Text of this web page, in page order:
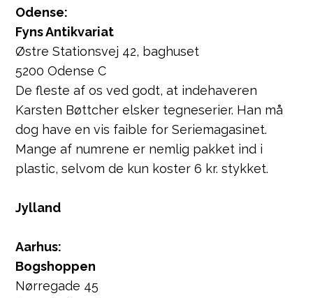
Odense:
Fyns Antikvariat
Østre Stationsvej 42, baghuset
5200 Odense C
De fleste af os ved godt, at indehaveren
Karsten Bøttcher elsker tegneserier. Han må
dog have en vis faible for Seriemagasinet.
Mange af numrene er nemlig pakket ind i
plastic, selvom de kun koster 6 kr. stykket.
Jylland
Aarhus:
Bogshoppen
Nørregade 45